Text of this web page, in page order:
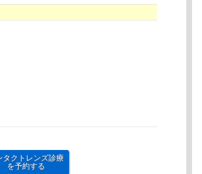
タクトレンズ診療
を予約する